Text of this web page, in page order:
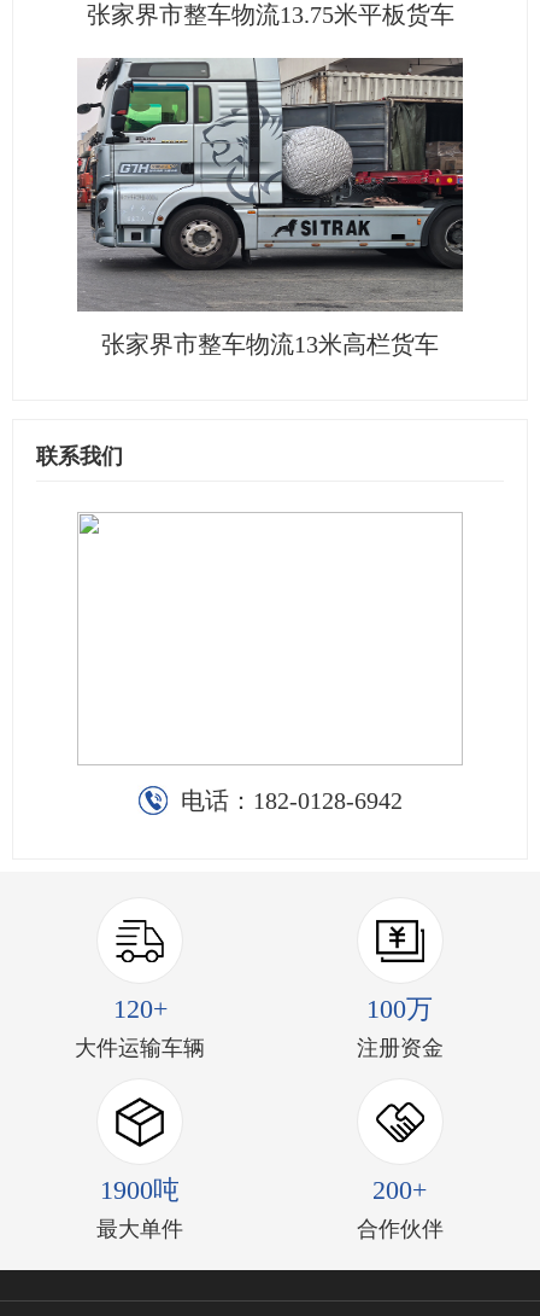
张家界市整车物流13.75米平板货车
张家界市整车物流13米高栏货车
联系我们
电话： 182-0128-6942
120+
大件运输车辆
100万
注册资金
1900吨
最大单件
200+
合作伙伴